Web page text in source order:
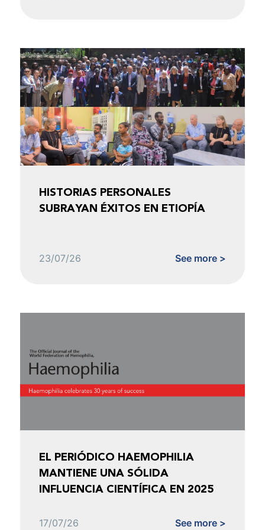
HISTORIAS PERSONALES
SUBRAYAN ÉXITOS EN ETIOPÍA
23/07/26 See more >
EL PERIÓDICO HAEMOPHILIA
MANTIENE UNA SÓLIDA
INFLUENCIA CIENTÍFICA EN 2025
17/07/26 See more >